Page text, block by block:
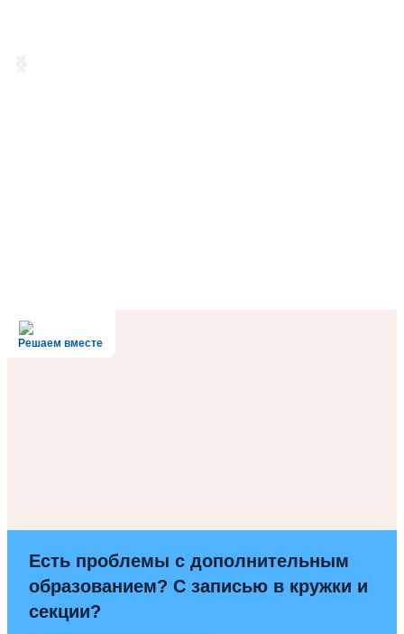
Решаем вместе
Есть проблемы с дополнительным
образованием? С записью в кружки и
секции?